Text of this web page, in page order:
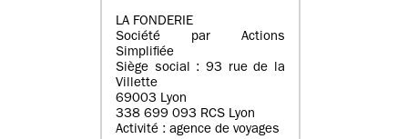
LA FONDERIE
Société par Actions
Simplifiée
Siège social : 93 rue de la
Villette
69003 Lyon
338 699 093 RCS Lyon
Activité : agence de voyages